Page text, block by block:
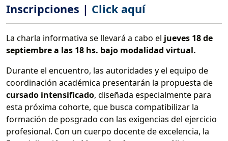
Inscripciones | Click aquí
La charla informativa se llevará a cabo el jueves 18 de
septiembre a las 18 hs. bajo modalidad virtual.
Durante el encuentro, las autoridades y el equipo de
coordinación académica presentarán la propuesta de
cursado intensificado, diseñada especialmente para
esta próxima cohorte, que busca compatibilizar la
formación de posgrado con las exigencias del ejercicio
profesional. Con un cuerpo docente de excelencia, la